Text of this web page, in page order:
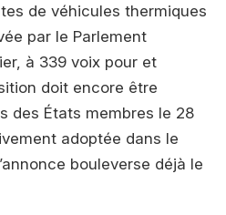
de véhicules thermiques
par le Parlement
à 339 voix pour et
doit encore être
des États membres le 28
adoptée dans le
bouleverse déjà le